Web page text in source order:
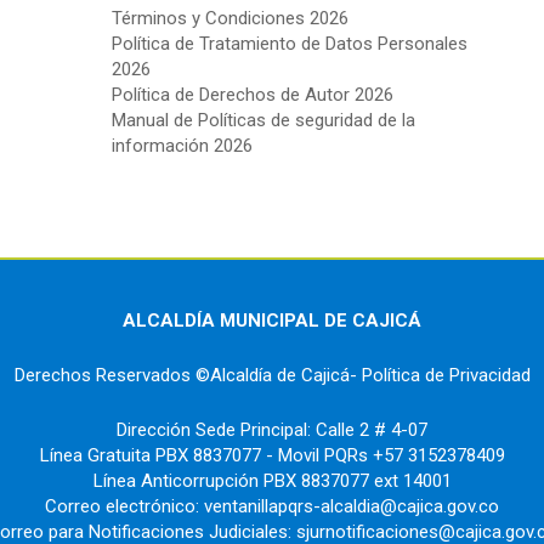
Términos y Condiciones 2026
Política de Tratamiento de Datos Personales
2026
Política de Derechos de Autor 2026
Manual de Políticas de seguridad de la
información 2026
ALCALDÍA MUNICIPAL DE CAJICÁ
Derechos Reservados ©Alcaldía de Cajicá- Política de Privacidad
Dirección Sede Principal: Calle 2 # 4-07
Línea Gratuita PBX 8837077 - Movil PQRs +57 3152378409
Línea Anticorrupción PBX 8837077 ext 14001
Correo electrónico: ventanillapqrs-alcaldia@cajica.gov.co
para Notificaciones Judiciales: